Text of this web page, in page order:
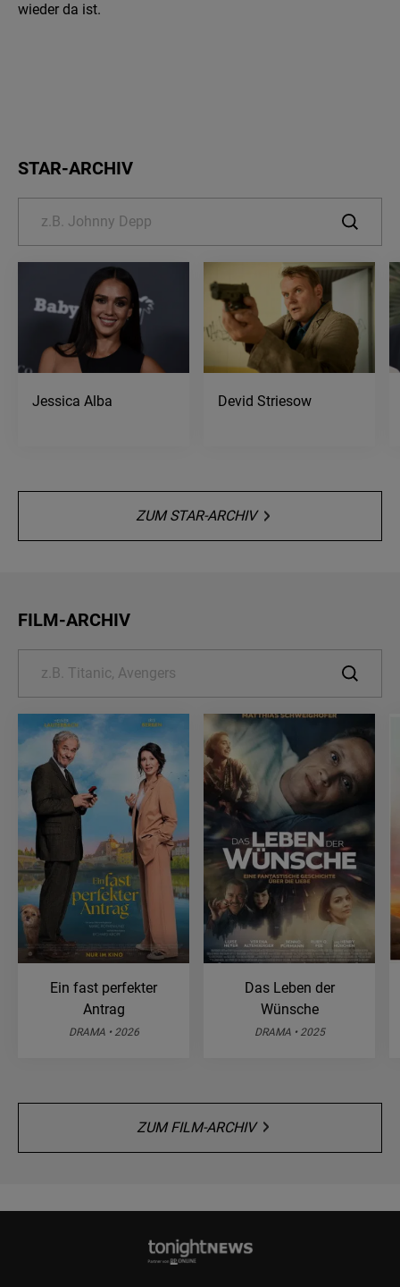
wieder da ist.
STAR-ARCHIV
Jessica Alba Devid Striesow
ZUM STAR-ARCHIV
FILM-ARCHIV
Ein fast perfekter
Antrag
DRAMA • 2026
Das Leben der
Wünsche
DRAMA • 2025
ZUM FILM-ARCHIV